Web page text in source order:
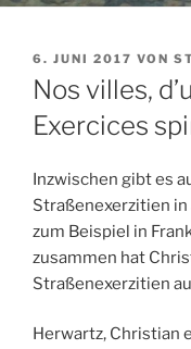
VERÖFFENTLICHT
AM
6. JUNI 2017 VON
Nos villes,
Exercices
Inzwischen gibt es
Straßenexerzitien
zum Beispiel in
zusammen hat
Straßenexerzitien
Herwartz, Christian